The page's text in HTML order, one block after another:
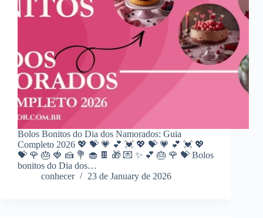
Bolos Bonitos do Dia dos Namorados: Guia
Completo 2026 💖 💝 💗 💕 💓 💖 💝 💗 💕 💓 💖
💝 🌹 🎂 🍓 🍰 💐 🧁 🍫 🎁 💌 ✨ 💕 🎂 🌹 💝 Bolos
bonitos do Dia dos…
conhecer
23 de January de 2026